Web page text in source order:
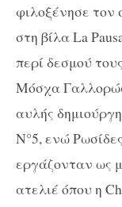
φιλοξένησε τον
στη βίλα La
περί δεσμού
Μόσχα
αυλής
N°5, ενώ
εργάζονταν ως
ατελιέ όπου η